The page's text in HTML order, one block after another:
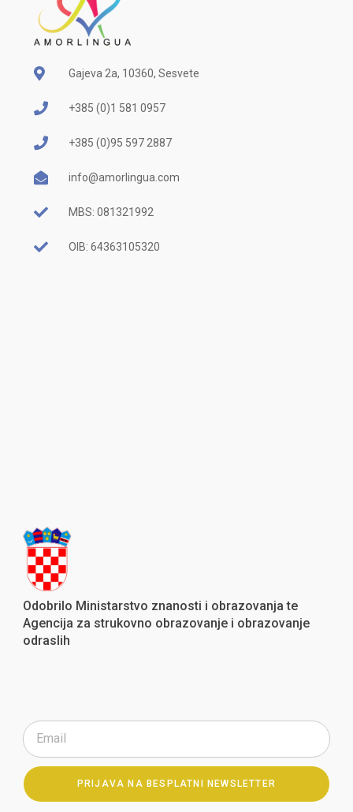
Gajeva 2a, 10360, Sesvete
+385 (0)1 581 0957
+385 (0)95 597 2887
info@amorlingua.com
MBS: 081321992
OIB: 64363105320
Odobrilo Ministarstvo znanosti i obrazovanja te
Agencija za strukovno obrazovanje i obrazovanje
odraslih
PRIJAVA NA BESPLATNI NEWSLETTER